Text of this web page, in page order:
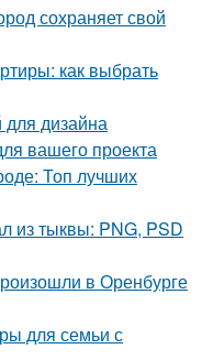
сохраняет свой
как выбрать
дизайна
вашего проекта
Топ лучших
из тыквы: PNG, PSD
в Оренбурге
для семьи с